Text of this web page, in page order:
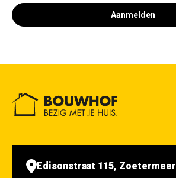
Aanmelden
Edisonstraat 115, Zoetermeer